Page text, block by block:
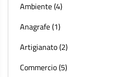
Ambiente (4)
Anagrafe (1)
Artigianato (2)
Commercio (5)